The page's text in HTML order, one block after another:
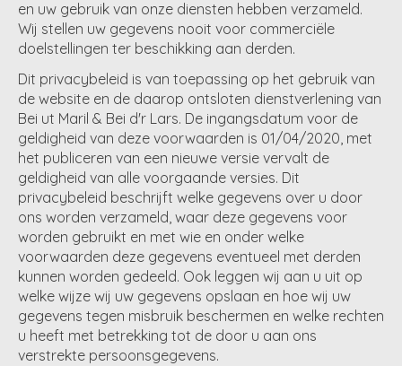
en uw gebruik van onze diensten hebben verzameld.
Wij stellen uw gegevens nooit voor commerciële
doelstellingen ter beschikking aan derden.
Dit privacybeleid is van toepassing op het gebruik van
de website en de daarop ontsloten dienstverlening van
Bei ut Maril & Bei d'r Lars. De ingangsdatum voor de
geldigheid van deze voorwaarden is 01/04/2020, met
het publiceren van een nieuwe versie vervalt de
geldigheid van alle voorgaande versies. Dit
privacybeleid beschrijft welke gegevens over u door
ons worden verzameld, waar deze gegevens voor
worden gebruikt en met wie en onder welke
voorwaarden deze gegevens eventueel met derden
kunnen worden gedeeld. Ook leggen wij aan u uit op
welke wijze wij uw gegevens opslaan en hoe wij uw
gegevens tegen misbruik beschermen en welke rechten
u heeft met betrekking tot de door u aan ons
verstrekte persoonsgegevens.